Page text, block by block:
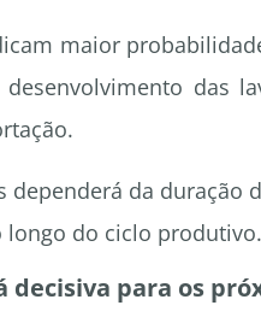
maior
das
dependerá da duração
longo do ciclo produtivo.
decisiva para os